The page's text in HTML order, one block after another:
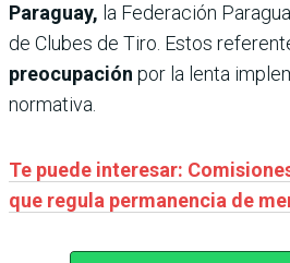
Paraguay, la Federación
de Clubes de Tiro. Estos
preocupación por la lenta
normativa.
Te puede interesar:
que regula permanencia de